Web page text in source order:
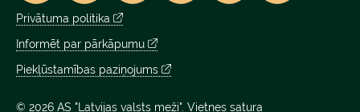
Privātuma politika
Informēt par pārkāpumu
Piekļūstamības paziņojums
© 2026 AS "Latvijas valsts meži". Vietnes satura